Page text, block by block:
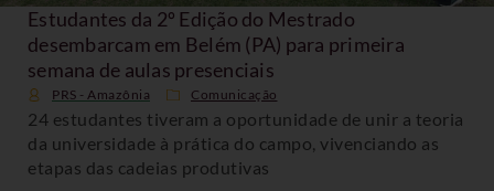
Estudantes da 2º Edição do Mestrado
desembarcam em Belém (PA) para primeira
semana de aulas presenciais
PRS - Amazônia Comunicação
24 estudantes tiveram a oportunidade de unir a teoria
da universidade à prática do campo, vivenciando as
etapas das cadeias produtivas